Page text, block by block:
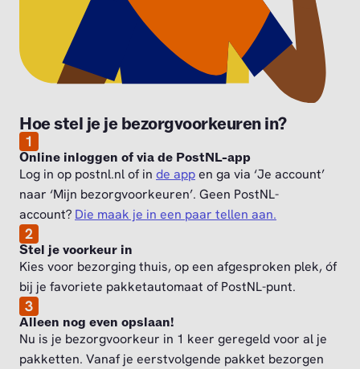
Hoe stel je je bezorgvoorkeuren in?
1
Online inloggen of via de PostNL-app
Log in op postnl.nl of in de appen ga via ‘Je account’
naar ‘Mijn bezorgvoorkeuren’. Geen PostNL-
account? Die maak je in een paar tellen aan.
2
Stel je voorkeur in
Kies voor bezorging thuis, op een afgesproken plek, óf
bij je favoriete pakketautomaat of PostNL-punt.
3
Alleen nog even opslaan!
Nu is je bezorgvoorkeur in 1 keer geregeld voor al je
pakketten. Vanaf je eerstvolgende pakket bezorgen